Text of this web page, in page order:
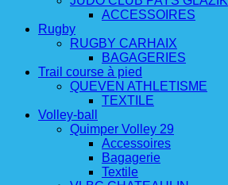
ACCESSOIRES
Rugby
RUGBY CARHAIX
BAGAGERIES
Trail course à pied
QUEVEN ATHLETISME
TEXTILE
Volley-ball
Quimper Volley 29
Accessoires
Bagagerie
Textile